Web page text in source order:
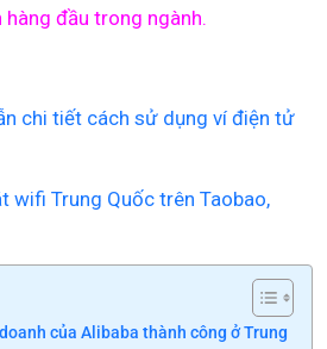
đầu trong ngành.
chi tiết cách sử dụng ví điện tử
wifi Trung Quốc trên Taobao,
của Alibaba thành công ở Trung